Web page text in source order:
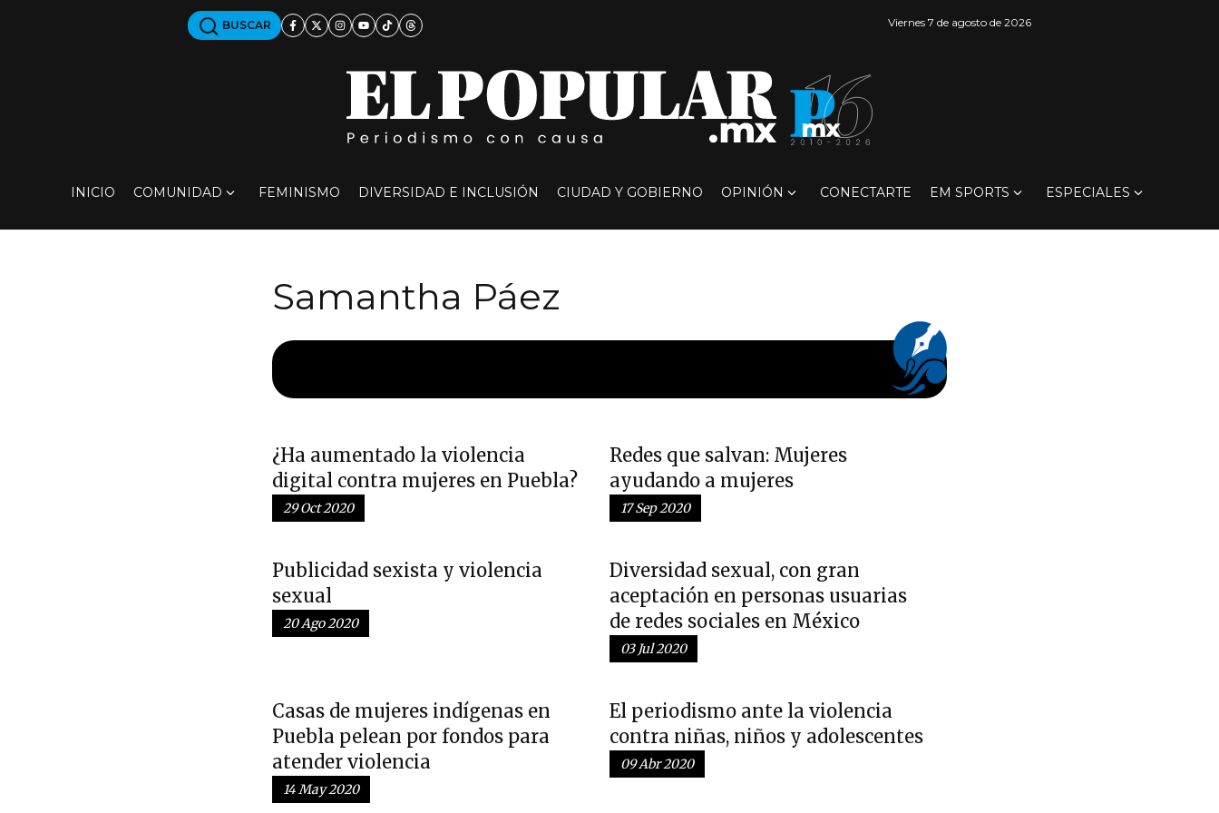
BUSCAR Viernes 7 de agosto de 2026
INICIO COMUNIDAD FEMINISMO DIVERSIDAD E INCLUSIÓN CIUDAD Y GOBIERNO OPINIÓN CONECTARTE EM SPORTS ESPECIALES
Samantha Páez
¿Ha aumentado la violencia
digital contra mujeres en Puebla?
29 Oct 2020
Redes que salvan: Mujeres
ayudando a mujeres
17 Sep 2020
Publicidad sexista y violencia
sexual
20 Ago 2020
Diversidad sexual, con gran
aceptación en personas usuarias
de redes sociales en México
03 Jul 2020
Casas de mujeres indígenas en
Puebla pelean por fondos para
atender violencia
14 May 2020
El periodismo ante la violencia
contra niñas, niños y adolescentes
09 Abr 2020